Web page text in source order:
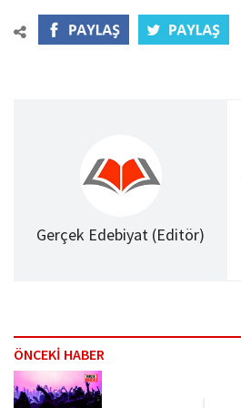
Gerçek Edebiyat (Editör)
ÖNCEKİ HABER